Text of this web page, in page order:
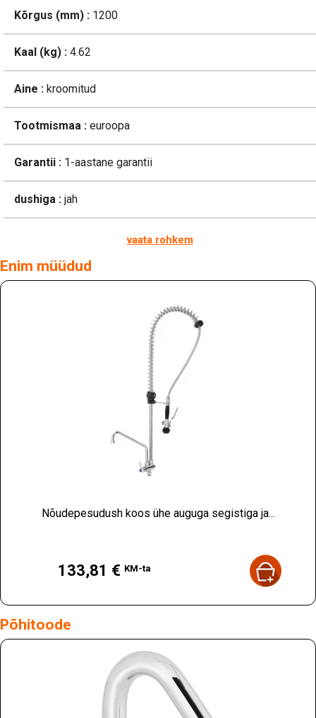
Kõrgus (mm) : 1200
Kaal (kg) : 4.62
Aine : kroomitud
Tootmismaa : euroopa
Garantii : 1-aastane garantii
dushiga : jah
vaata rohkem
Enim müüdud
Nõudepesudush koos ühe auguga segistiga ja...
133,81 € KM-ta
Põhitoode